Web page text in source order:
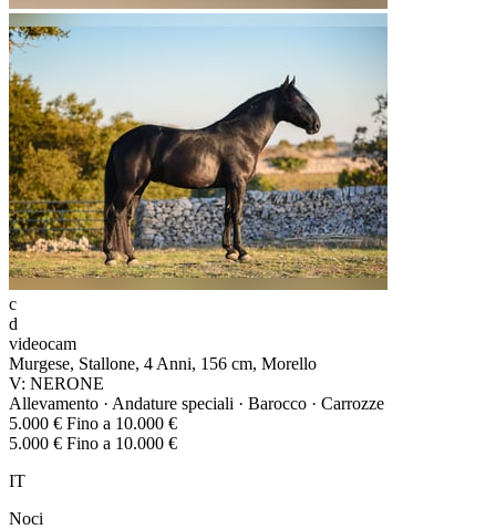
c
d
videocam
Murgese, Stallone, 4 Anni, 156 cm, Morello
V: NERONE
Allevamento · Andature speciali · Barocco · Carrozze
5.000 € Fino a 10.000 €
5.000 € Fino a 10.000 €
IT
Noci